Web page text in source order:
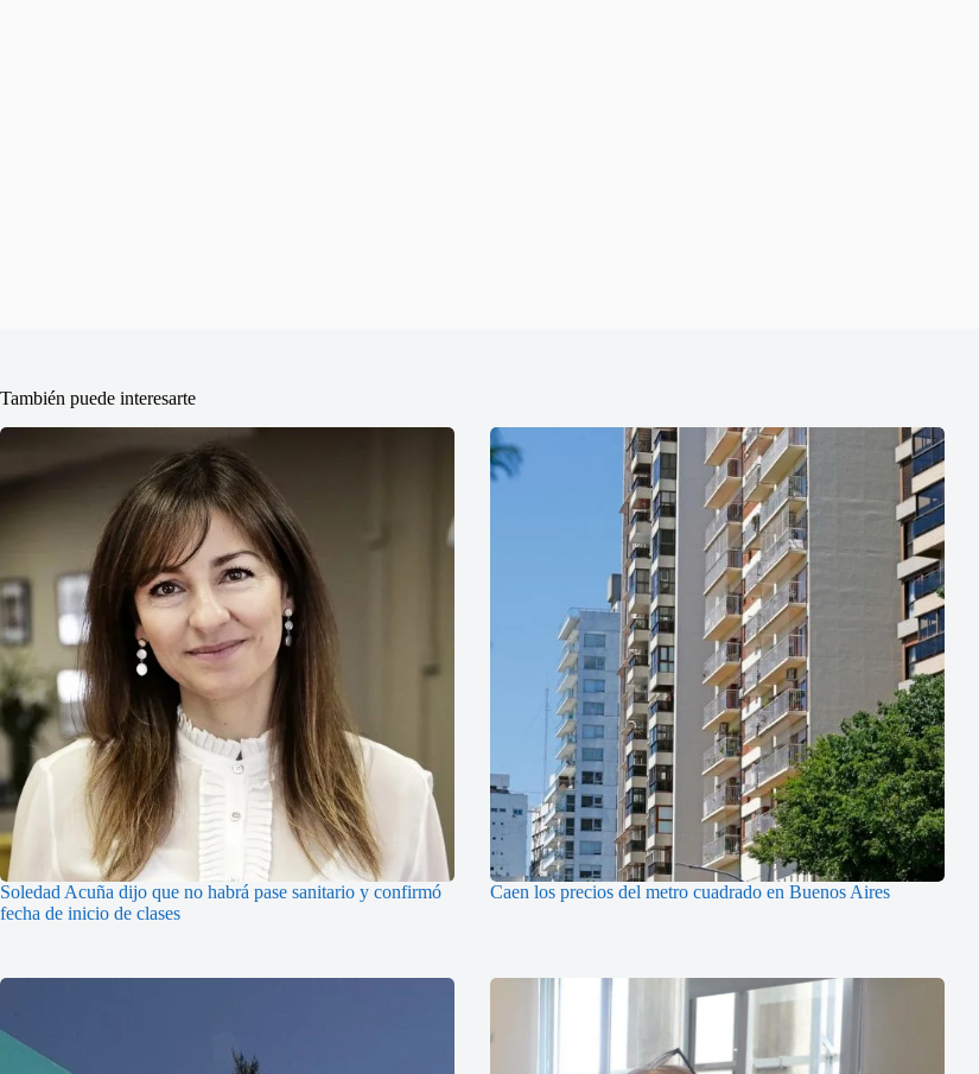
También puede interesarte
Soledad Acuña dijo que no habrá pase sanitario y confirmó
fecha de inicio de clases
Caen los precios del metro cuadrado en Buenos Aires